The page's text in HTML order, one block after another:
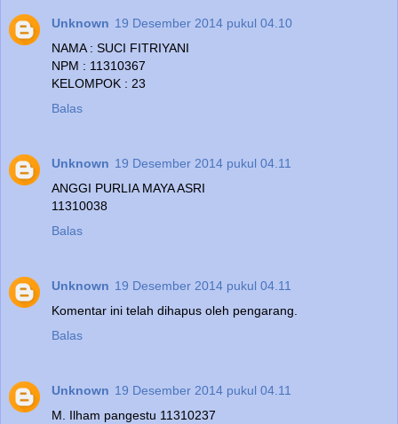
Unknown 19 Desember 2014 pukul 04.10
NAMA : SUCI FITRIYANI
NPM : 11310367
KELOMPOK : 23
Balas
Unknown 19 Desember 2014 pukul 04.11
ANGGI PURLIA MAYA ASRI
11310038
Balas
Unknown 19 Desember 2014 pukul 04.11
Komentar ini telah dihapus oleh pengarang.
Balas
Unknown 19 Desember 2014 pukul 04.11
M. Ilham pangestu 11310237